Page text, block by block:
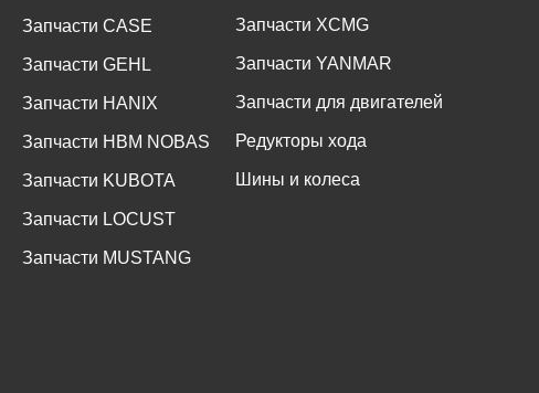
Запчасти CASE
Запчасти GEHL
Запчасти HANIX
Запчасти HBM NOBAS
Запчасти KUBOTA
Запчасти LOCUST
Запчасти MUSTANG
Запчасти XCMG
Запчасти YANMAR
Запчасти для двигателей
Редукторы хода
Шины и колеса